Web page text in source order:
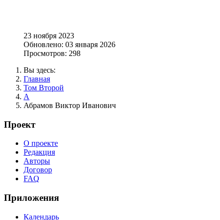
23 ноября 2023
Обновлено: 03 января 2026
Просмотров: 298
Вы здесь:
Главная
Том Второй
А
Абрамов Виктор Иванович
Проект
О проекте
Редакция
Авторы
Договор
FAQ
Приложения
Календарь